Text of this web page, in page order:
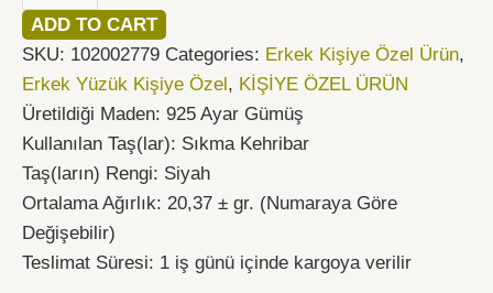
ADD TO CART
SKU: 102002779 Categories: Erkek Kişiye Özel Ürün,
Erkek Yüzük Kişiye Özel, KİŞİYE ÖZEL ÜRÜN
Üretildiği Maden: 925 Ayar Gümüş
Kullanılan Taş(lar): Sıkma Kehribar
Taş(ların) Rengi: Siyah
Ortalama Ağırlık: 20,37 ± gr. (Numaraya Göre
Değişebilir)
Teslimat Süresi: 1 iş günü içinde kargoya verilir